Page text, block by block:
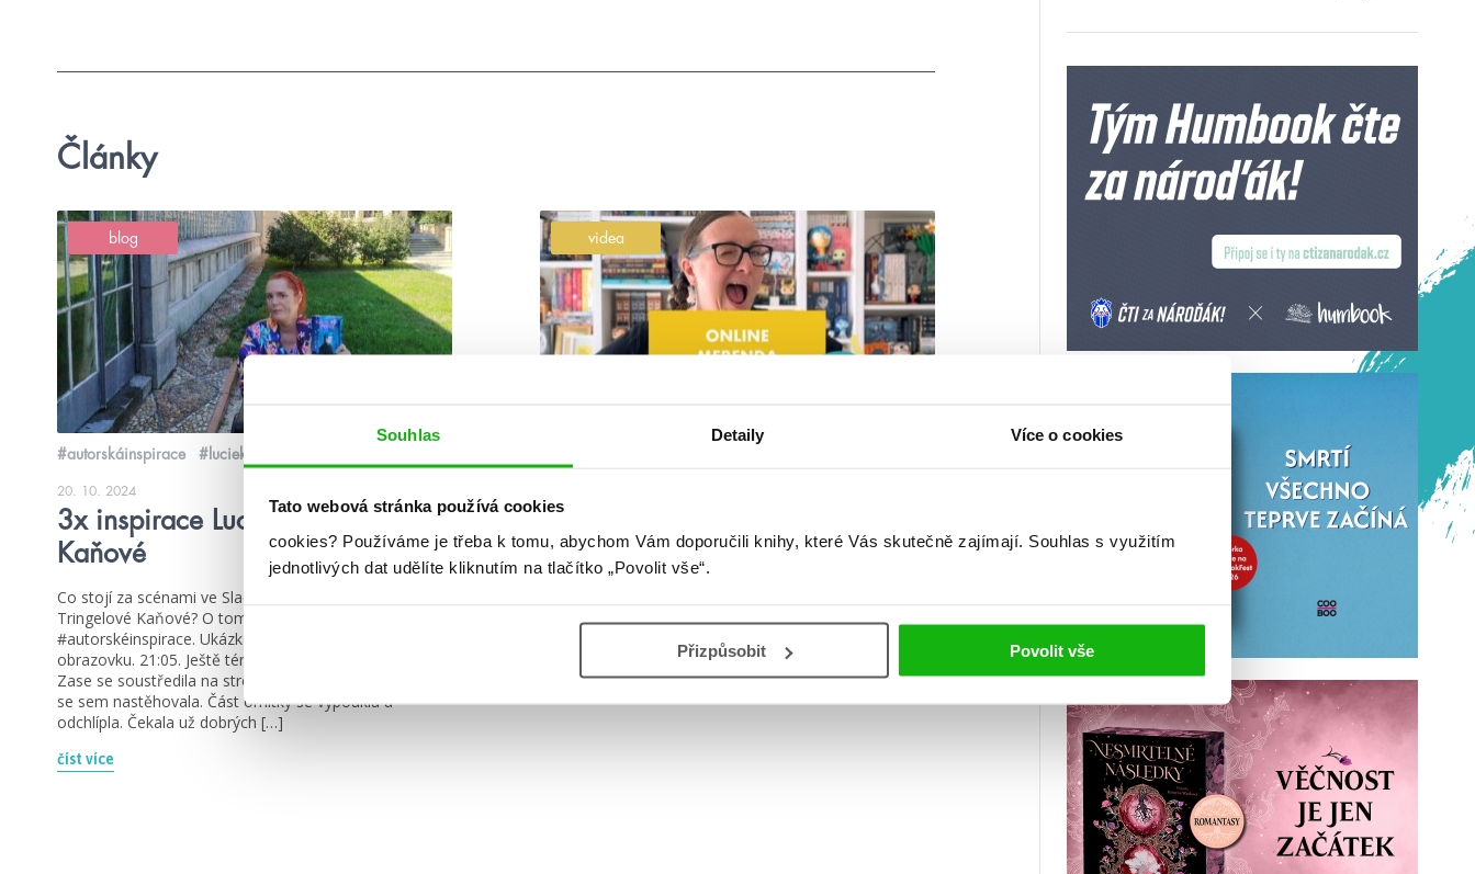
Souhlas Detaily Více o cookies
Tato webová stránka používá cookies
cookies? Používáme je třeba k tomu, abychom Vám doporučili knihy, které Vás skutečně zajímají. Souhlas s využitím
jednotlivých dat udělíte kliknutím na tlačítko „Povolit vše“.
Přizpůsobit Povolit vše
Články
blog
#autorskáinspirace #luciekaňová
20. 10. 2024
3x inspirace Lucie Tringelové
Kaňové
Co stojí za scénami ve Sladkém životě od Lucie
Tringelové Kaňové? O tom se rozepsala v dnešním díle
#autorskéinspirace. Ukázka č. 1 (str.16) Podívala se na
obrazovku. 21:05. Ještě téměř hodinu musí vydržet.
Zase se soustředila na strop. Ta prasklina tam byla, co
se sem nastěhovala. Část omítky se vypoukla a
odchlípla. Čekala už dobrých […]
číst více
videa
Zářijová online merenda 2024
Díky zářijové merendě vám seznam knih k přečtení
knižních novinek 😍